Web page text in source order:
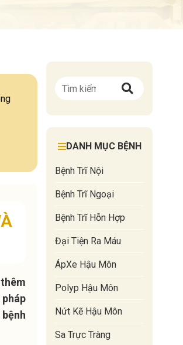
DANH MỤC BỆNH
Bệnh Trĩ Nội
Bệnh Trĩ Ngoại
Bệnh Trĩ Hỗn Hợp
Đại Tiện Ra Máu
ÁpXe Hậu Môn
Polyp Hậu Môn
Nứt Kẽ Hậu Môn
Sa Trực Tràng